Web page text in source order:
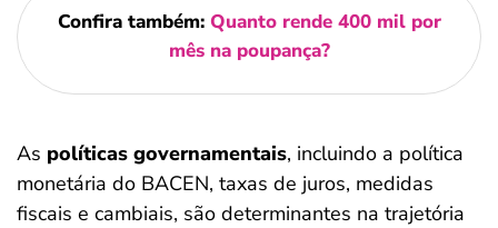
Confira também: Quanto rende 400 mil por
mês na poupança?
As políticas governamentais, incluindo a política
monetária do BACEN, taxas de juros, medidas
fiscais e cambiais, são determinantes na trajetória